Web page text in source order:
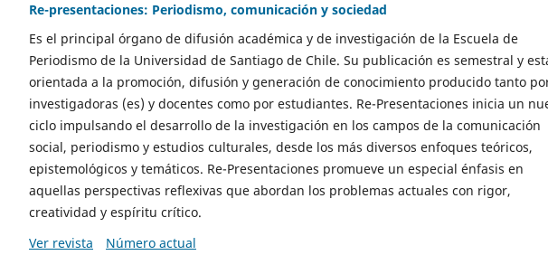
Re-presentaciones: Periodismo, comunicación y sociedad
Es el principal órgano de difusión académica y de investigación de la Escuela de
Periodismo de la Universidad de Santiago de Chile. Su publicación es semestral y
orientada a la promoción, difusión y generación de conocimiento producido tanto
investigadoras (es) y docentes como por estudiantes. Re-Presentaciones inicia un
ciclo impulsando el desarrollo de la investigación en los campos de la comunicación
social, periodismo y estudios culturales, desde los más diversos enfoques teóricos,
epistemológicos y temáticos. Re-Presentaciones promueve un especial énfasis en
aquellas perspectivas reflexivas que abordan los problemas actuales con rigor,
creatividad y espíritu crítico.
Ver revista
Número actual